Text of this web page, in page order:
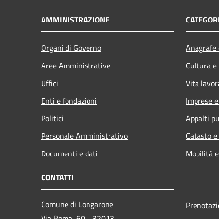
AMMINISTRAZIONE
Organi di Governo
Aree Amministrative
Uffici
Enti e fondazioni
Politici
Personale Amministrativo
Documenti e dati
Cultura
Vita
Imprese
Appalti
Catasto
Mobilità
CONTATTI
Comune di Longarone